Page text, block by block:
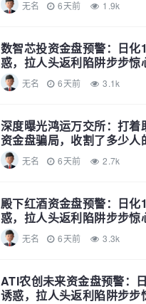
无名 6天前 1.9k
数智芯投资金盘预警：日化
惑，拉人头返利陷阱步步惊
速避无名 6天前 3.1k
深度曝光鸿运万交所：打着
资金盘骗局，收割了多少人
远离！
无名 6天前 2.7k
殿下红酒资金盘预警：日化
惑，拉人头返利陷阱步步惊
速避无名 6天前 3.3k
ATI农创未来资金盘预警：
诱惑，拉人头返利陷阱步步